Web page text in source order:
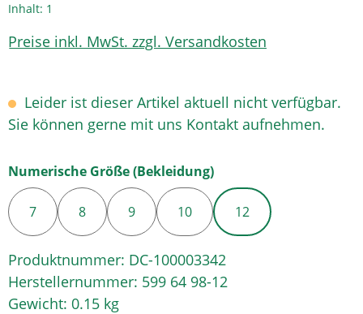
Inhalt: 1
Preise inkl. MwSt. zzgl. Versandkosten
Leider ist dieser Artikel aktuell nicht verfügbar.
Sie können gerne mit uns Kontakt aufnehmen.
Numerische Größe (Bekleidung)auswählen
7 8 9 10 12
Produktnummer: DC-100003342
Herstellernummer: 599 64 98-12
Gewicht: 0.15 kg